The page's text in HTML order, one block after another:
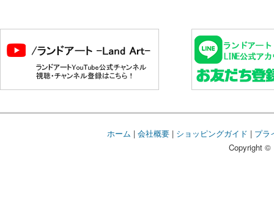
ホーム | 会社概要| ショッピングガイド | プラ
Copyright ©